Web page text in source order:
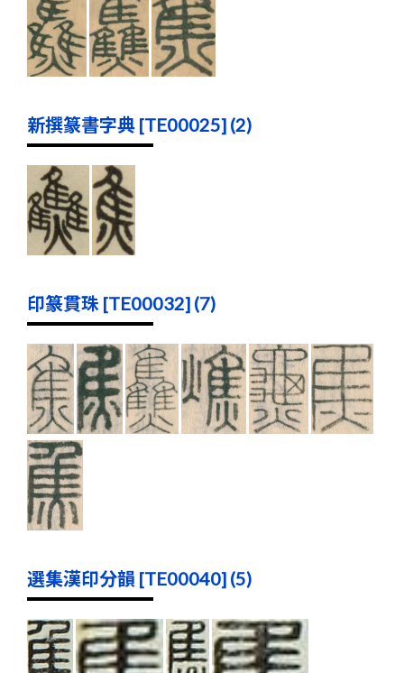
新撰篆書字典 [TE00025] (2)
印篆貫珠 [TE00032] (7)
選集漢印分韻 [TE00040] (5)